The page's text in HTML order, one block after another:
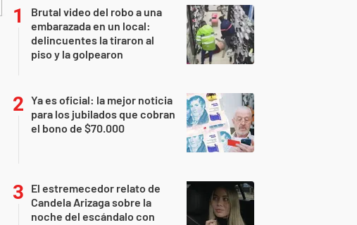
Brutal video del robo a una
embarazada en un local:
delincuentes la tiraron al
piso y la golpearon
Ya es oficial: la mejor noticia
para los jubilados que cobran
el bono de $70.000
El estremecedor relato de
Candela Arizaga sobre la
noche del escándalo con